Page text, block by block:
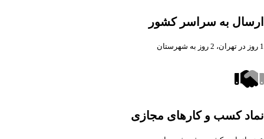
ارسال به سراسر کشور
1 روز در تهران، 2 روز به شهرستان
نماد کسب و کارهای مجازی